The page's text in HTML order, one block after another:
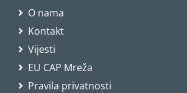
O nama
Kontakt
Vijesti
EU CAP Mreža
Pravila privatnosti